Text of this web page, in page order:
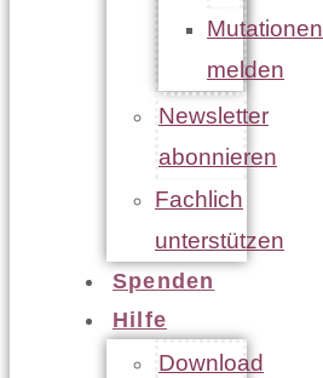
Mutationen
melden
Newsletter
abonnieren
Fachlich
unterstützen
Spenden
Hilfe
Download